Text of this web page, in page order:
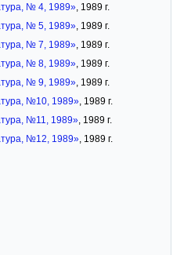
№ 4, 1989», 1989 г.
№ 5, 1989», 1989 г.
№ 7, 1989», 1989 г.
№ 8, 1989», 1989 г.
№ 9, 1989», 1989 г.
№10, 1989», 1989 г.
№11, 1989», 1989 г.
№12, 1989», 1989 г.